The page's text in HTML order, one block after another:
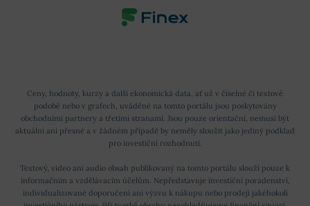
Ceny, hodnoty, kurzy a další ekonomická data, ať už v číselné či textové
podobě nebo v grafech, uváděné na tomto portálu jsou poskytovány
obchodními partnery a třetími stranami. Jsou pouze orientační, nemusí být
aktuální ani přesné a v žádném případě by neměly sloužit jako jediný podklad
pro investiční rozhodnutí.
Textový, video ani audio obsah publikovaný na tomto portálu slouží pouze k
informačním a vzdělávacím účelům. Nepředstavuje investiční poradenství,
individualizované doporučení ani výzvu k nákupu nebo prodeji jakéhokoli